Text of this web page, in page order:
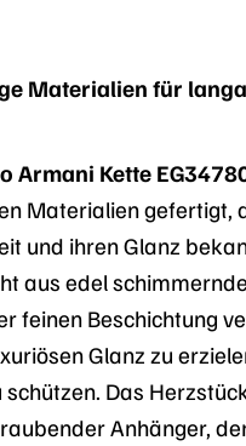
Materialien für
Armani Kette
Materialien gefertigt,
und ihren Glanz
aus edel
feinen Beschichtung
Glanz zu
Das
Anhänger,